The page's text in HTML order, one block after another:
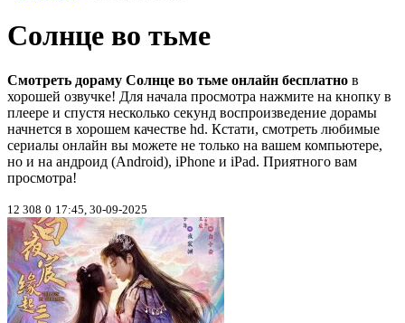
Солнце во тьме
Смотреть дораму Солнце во тьме онлайн бесплатно в
хорошей озвучке! Для начала просмотра нажмите на кнопку в
плеере и спустя несколько секунд воспроизведение дорамы
начнется в хорошем качестве hd. Кстати, смотреть любимые
сериалы онлайн вы можете не только на вашем компьютере,
но и на андроид (Android), iPhone и iPad. Приятного вам
просмотра!
12 308 0 17:45, 30-09-2025